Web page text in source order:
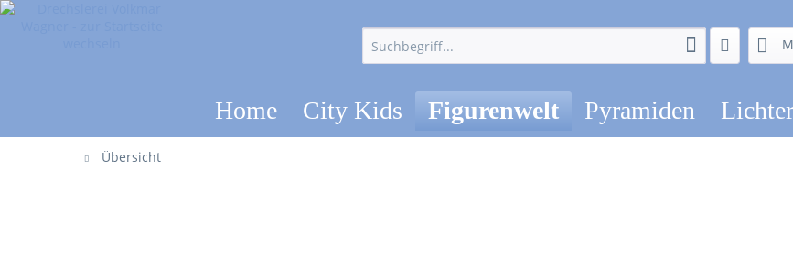
Home City Kids Figurenwelt Pyramiden
Übersicht